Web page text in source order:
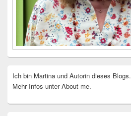
Ich bin Martina und Autorin dieses Blogs.
Mehr Infos unter About me.